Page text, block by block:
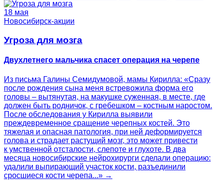
18 мая
Новосибирск-акции
Угроза для мозга
Двухлетнего мальчика спасет операция на черепе
Из письма Галины Семидумовой, мамы Кирилла: «Сразу
после рождения сына меня встревожила форма его
головы – вытянутая, на макушке суженная, в месте, где
должен быть родничок, с гребешком – костным наростом.
После обследования у Кирилла выявили
преждевременное сращение черепных костей. Это
тяжелая и опасная патология, при ней деформируется
голова и страдает растущий мозг, это может привести
к умственной отсталости, слепоте и глухоте. В два
месяца новосибирские нейрохирурги сделали операцию:
удалили выпирающий участок кости, разъединили
сросшиеся кости черепа...» →